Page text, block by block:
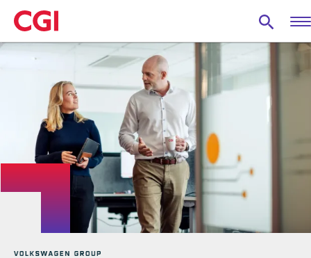
Skip
to
main
content